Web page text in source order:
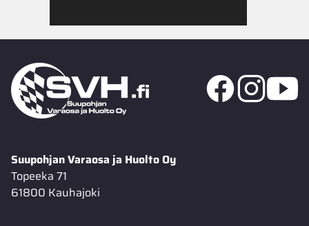
Suupohjan Varaosa ja Huolto Oy
Topeeka 71
61800 Kauhajoki